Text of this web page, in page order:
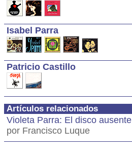
Isabel Parra
Patricio Castillo
Artículos relacionados
Violeta Parra: El disco ausente
por Francisco Luque